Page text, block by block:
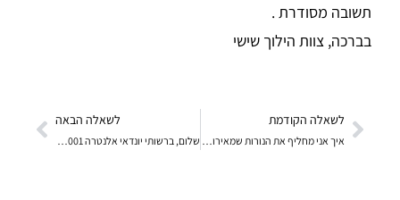
תשובה מסודרת .
בברכה, צוות הילוך שישי
לשאלה הקודמת לשאלה הבאה